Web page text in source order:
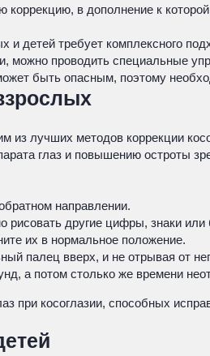
в дополнение к
детей требует комплексного
проводить специальные
быть опасным, поэтому
лучших методов коррекции
глаз и повышению остроты
направлении.
рисовать другие цифры, знаки или
их в нормальное положение.
палец вверх, и не отрывая от
а потом столько же времени
при косоглазии, способных